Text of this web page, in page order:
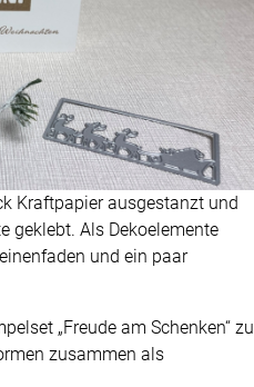
Kraftpapier ausgestanzt und
geklebt. Als Dekoelemente
und ein paar
„Freude am Schenken“ zu
zusammen als